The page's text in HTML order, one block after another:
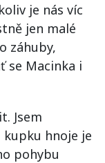
je nás víc
jen malé
záhuby,
se Macinka i
Jsem
hnoje je
pohybu